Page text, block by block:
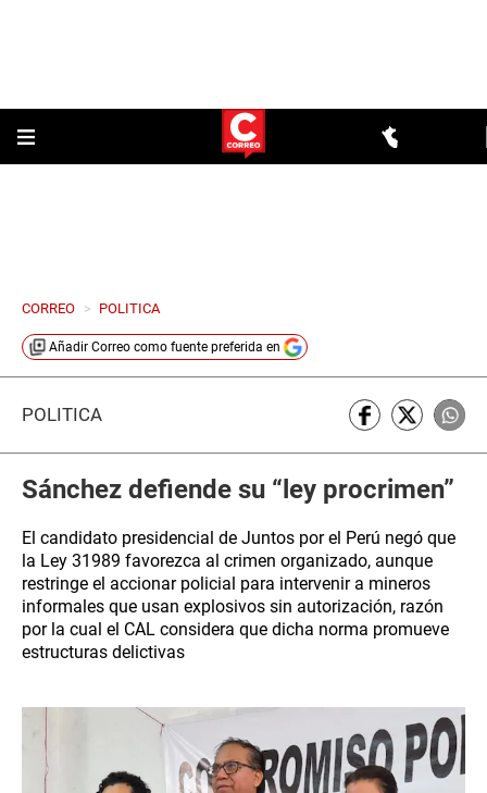
CORREO > POLITICA
Añadir Correo como fuente preferida en
POLÍTICA
Sánchez defiende su “ley procrimen”
El candidato presidencial de Juntos por el Perú negó que
la Ley 31989 favorezca al crimen organizado, aunque
restringe el accionar policial para intervenir a mineros
informales que usan explosivos sin autorización, razón
por la cual el CAL considera que dicha norma promueve
estructuras delictivas